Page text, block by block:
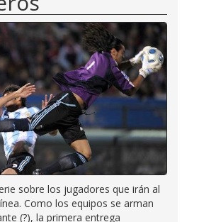
sobre los jugadores que irán al
Como los equipos se arman
(?), la primera entrega